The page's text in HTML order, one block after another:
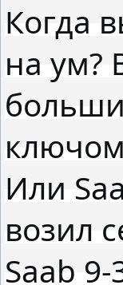
Когда
на ум?
Или
возил
Saab